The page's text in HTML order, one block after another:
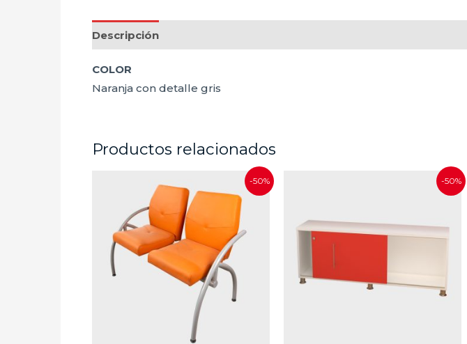
Descripción
COLOR
Naranja con detalle gris
Productos relacionados
-50% -50%